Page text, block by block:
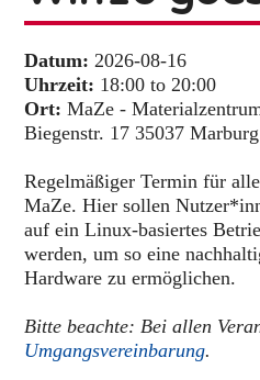
Datum: 2026-08-16
Uhrzeit: 18:00 to 20:00
Ort: MaZe -
Biegenstr. 17 35037 Marburg
Regelmäßiger Termin für
MaZe. Hier sollen
auf ein Linux-basiertes
werden, um so eine
Hardware zu ermöglichen.
Bitte beachte: Bei allen
Umgangsvereinbarung.